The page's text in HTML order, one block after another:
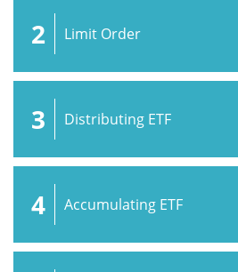
2 Limit Order
3 Distributing ETF
4 Accumulating ETF